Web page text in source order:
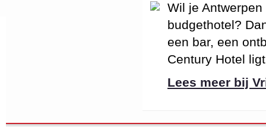
Wil je
budgethotel?
een bar, een
Century Hotel
Lees meer bij